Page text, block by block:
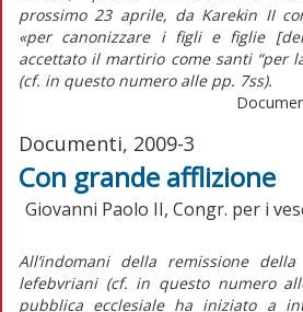
prossimo 23 aprile, da Karekin II
«per canonizzare i figli e figlie
accettato il martirio come santi “per
(cf. in questo numero alle pp. 7ss).
Documenti, 2009-3
Con grande afflizione
Giovanni Paolo II, Congr. per i
All’indomani della remissione
lefebvriani (cf. in questo numero
pubblica ecclesiale ha iniziato a